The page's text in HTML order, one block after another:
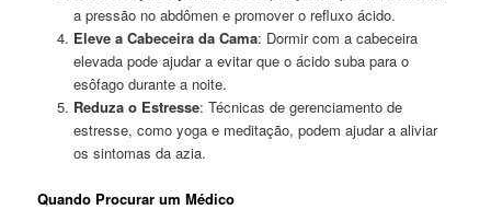
a pressão no abdômen e promover o refluxo ácido.
Eleve a Cabeceira da Cama: Dormir com a cabeceira
elevada pode ajudar a evitar que o ácido suba para o
esôfago durante a noite.
Reduza o Estresse: Técnicas de gerenciamento de
estresse, como yoga e meditação, podem ajudar a aliviar
os sintomas da azia.
Quando Procurar um Médico